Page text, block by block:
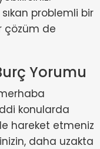
sıkan problemli bir
çözüm de
Yorumu
konularda
hareket etmeniz
daha uzakta